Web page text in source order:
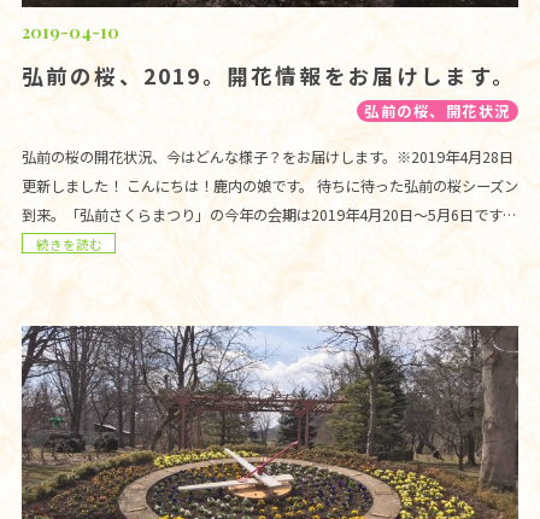
2019-04-10
弘前の桜、2019。開花情報をお届けします。
弘前の桜、開花状況
弘前の桜の開花状況、今はどんな様子？をお届けします。※2019年4月28日
更新しました！ こんにちは！鹿内の娘です。 待ちに待った弘前の桜シーズン
到来。「弘前さくらまつり」の今年の会期は2019年4月20日〜5月6日です…
続きを読む